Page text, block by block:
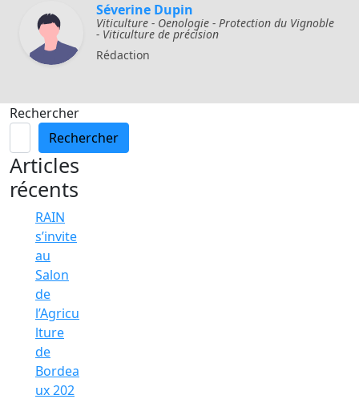
Séverine Dupin
Viticulture - Oenologie - Protection du Vignoble
- Viticulture de précision
Rédaction
Rechercher
Rechercher
Articles
récents
RAIN
s’invite
au
Salon
de
l’Agricu
lture
de
Bordea
ux 202